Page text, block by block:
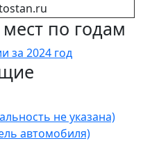
по годам
за 2024 год
не указана)
автомобиля)